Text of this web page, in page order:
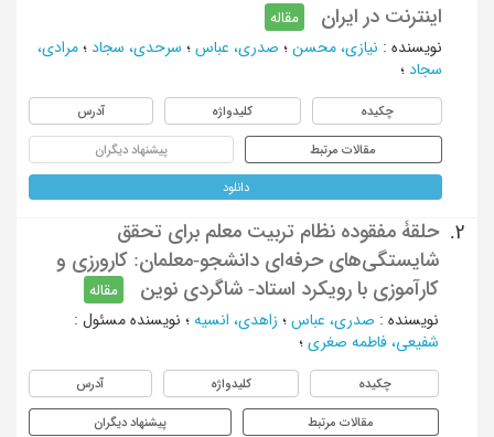
اینترنت در ایران
مقاله
نویسنده : نیازی، محسن ؛ صدری، عباس ؛ سرحدی، سجاد ؛ مرادی،
سجاد ؛
چکیده کلیدواژه آدرس
مقالات مرتبط پیشنهاد دیگران
دانلود
2.
حلقۀ مفقوده نظام تربیت معلم برای تحقق
شایستگی‌های حرفه‌ای دانشجو-معلمان: کارورزی و
کارآموزی با رویکرد استاد- شاگردی نوین
مقاله
نویسنده : صدری، عباس ؛ زاهدی، انسیه ؛ نویسنده مسئول :
شفیعی، فاطمه صغری ؛
چکیده کلیدواژه آدرس
مقالات مرتبط پیشنهاد دیگران